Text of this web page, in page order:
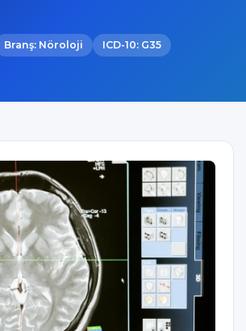
Branş: Nöroloji ICD-10: G35